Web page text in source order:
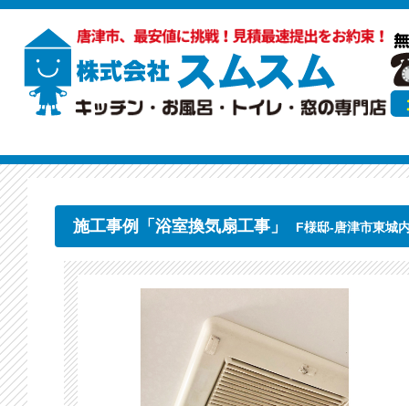
施工事例「浴室換気扇工事」 F様邸-唐津市東城